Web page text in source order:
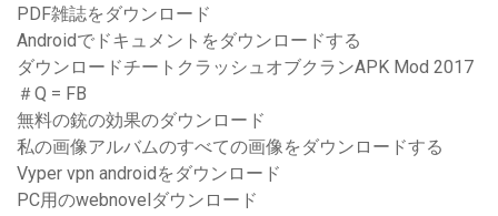
PDF雑誌をダウンロード
Androidでドキュメントをダウンロードする
ダウンロードチートクラッシュオブクランAPK Mod 2017
＃Q = FB
無料の銃の効果のダウンロード
私の画像アルバムのすべての画像をダウンロードする
Vyper vpn androidをダウンロード
PC用のwebnovelダウンロード